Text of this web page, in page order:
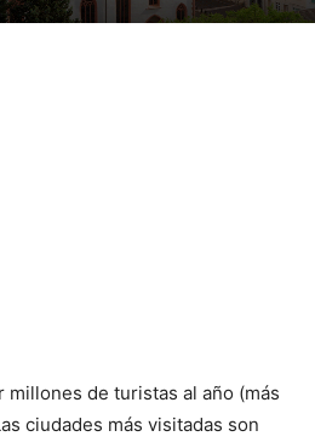
millones de turistas al año (más
ciudades más visitadas son